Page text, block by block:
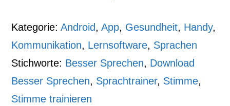
Kategorie:Android,App, Gesundheit, Handy,
Kommunikation, Lernsoftware, Sprachen
Stichworte: Besser Sprechen, Download
Besser Sprechen, Sprachtrainer, Stimme,
Stimme trainieren